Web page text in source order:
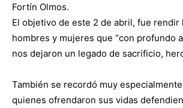
Fortín Olmos.
El objetivo de este 2 de abril, fue rendir
hombres y mujeres que “con profundo
nos dejaron un legado de sacrificio,
También se recordó muy especialmente
quienes ofrendaron sus vidas